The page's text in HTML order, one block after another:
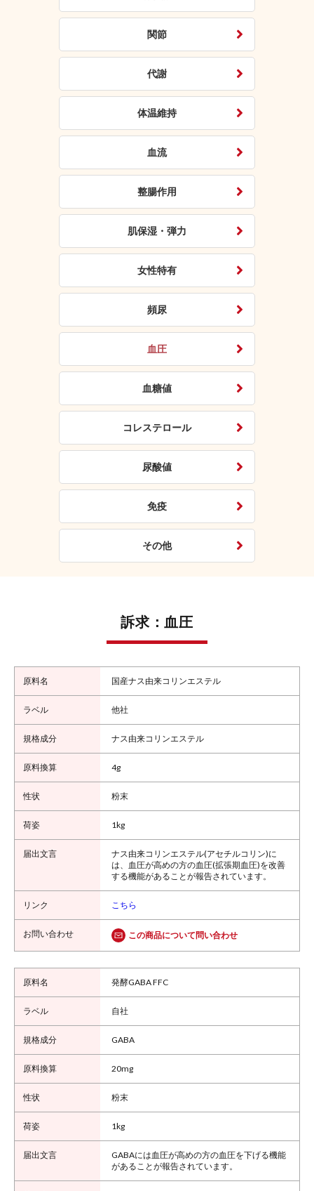
関節
代謝
体温維持
血流
整腸作用
肌保湿・弾力
女性特有
頻尿
血圧
血糖値
コレステロール
尿酸値
免疫
その他
訴求：血圧
国産ナス由来コリンエステル
他社
ナス由来コリンエステル
4g
粉末
1kg
ナス由来コリンエステル(アセチルコリン)に
は、血圧が高めの方の血圧(拡張期血圧)を改善
する機能があることが報告されています。
こちら
この商品について問い合わせ
発酵GABA FFC
自社
GABA
20mg
粉末
1kg
GABAには血圧が高めの方の血圧を下げる機能
があることが報告されています。